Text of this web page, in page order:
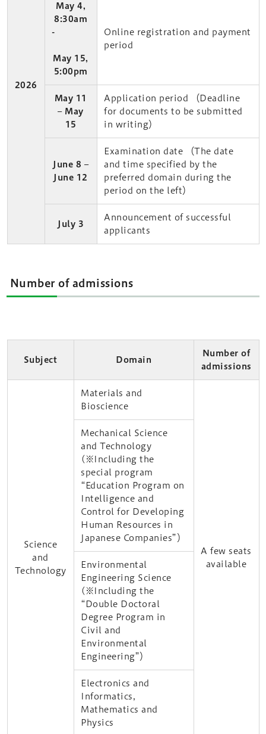
2026
May 4,
8:30am
-
May 15,
5:00pm
Online registration and payment
period
May 11
– May
15
Application period （Deadline
for documents to be submitted
in writing）
June 8 –
June 12
Examination date （The date
and time specified by the
preferred domain during the
period on the left）
July 3
Announcement of successful
applicants
Number of admissions
Subject Domain
Number of
admissions
Science
and
Technology
Materials and
Bioscience
A few seats
available
Mechanical Science
and Technology
(※Including the
special program
“Education Program on
Intelligence and
Control for Developing
Human Resources in
Japanese Companies”）
Environmental
Engineering Science
(※Including the
“Double Doctoral
Degree Program in
Civil and
Environmental
Engineering”）
Electronics and
Informatics,
Mathematics and
Physics